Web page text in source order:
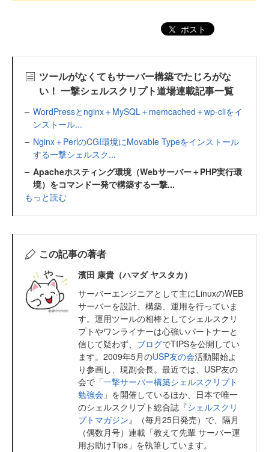
ポスト
ツールがなくてもサーバー構築でたじろがな
い！ 一撃シェルスクリプト道場連載記事一覧
WordPressとnginx＋MySQL＋memcached＋wp-cliをイ
ンストール...
Nginx＋PerlのCGI環境にMovable Typeをインストール
する一撃シェルスク...
Apacheホスティング環境（Webサーバー＋PHP実行環
境）をコマンド一発で構築する一撃...
もっと読む
この記事の著者
濱田 康貴（ハマダ ヤスタカ）
サーバーエンジニアとして主にLinuxのWEB
サーバーを設計、構築、運用を行っていま
す。運用ツールの相棒としてシェルスクリ
プトやワンライナーは心強いパートナーと
信じて疑わず、 ブログでTIPSを公開してい
ます。2009年5月のUSP友の会活動開始よ
り参画し、現副会長。最近では、USP友の
会で「一撃サーバー構築シェルスクリプト
勉強会 」を開催しているほか、日本で唯一
のシェルスクリプト総合誌『シェルスクリ
プトマガジン』（毎月25日発売）で、隔月
（偶数月号）連載「教えて先輩 サーバー運
用お助けTips」を執筆しています。